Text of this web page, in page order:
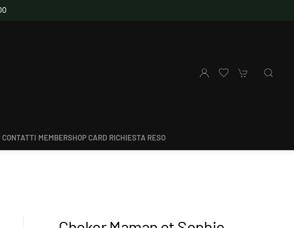
CONTATTI MEMBERSHOP CARD RICHIESTA RESO